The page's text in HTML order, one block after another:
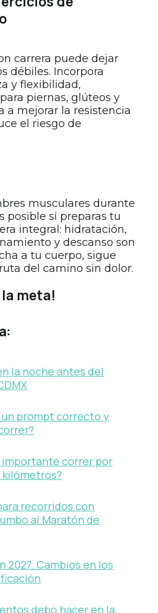
carrera puede dejar
débiles. Incorpora
y flexibilidad,
piernas, glúteos y
a mejorar la resistencia
el riesgo de
musculares durante
posible si preparas tu
integral: hidratación,
y descanso son
a tu cuerpo, sigue
del camino sin dolor.
la meta!
la noche antes del
un prompt correcto y
importante correr por
recorridos con
al Maratón de
2027. Cambios en los
debo hacer en la